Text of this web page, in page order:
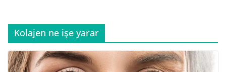
Kolajen ne işe yarar